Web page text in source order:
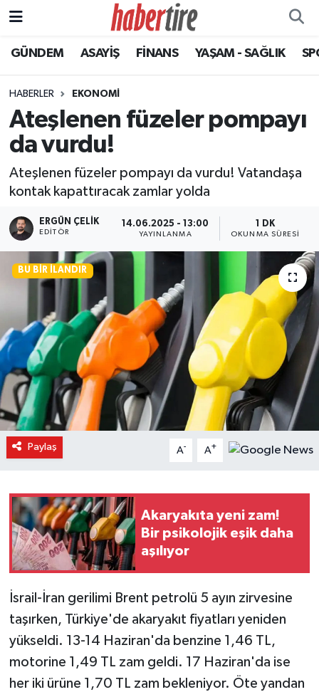
GÜNDEM ASAYİŞ FİNANS YAŞAM - SAĞLIK
HABERLER EKONOMİ
Ateşlenen füzeler pompayı
da vurdu!
Ateşlenen füzeler pompayı da vurdu! Vatandaşa
kontak kapattıracak zamlar yolda
ERGÜN ÇELIK
EDITÖR
14.06.2025 - 13:00
YAYINLANMA
1 DK
OKUNMA SÜRESI
BU BIR İLANDIR
Paylaş A- A+
Akaryakıta yeni zam!
Bir psikolojik eşik daha
aşılıyor
İsrail-İran gerilimi Brent petrolü 5 ayın zirvesine
taşırken, Türkiye'de akaryakıt fiyatları yeniden
yükseldi. 13-14 Haziran'da benzine 1,46 TL,
motorine 1,49 TL zam geldi. 17 Haziran'da ise
her iki ürüne 1,70 TL zam bekleniyor. Öte yandan
Tire Nöbetçi Eczaneler
Tire Hava Durumu
Tire Trafik Yoğunluk Haritası
Tüm Manşetler
Son Dakika Haberleri
Haber Arşivi